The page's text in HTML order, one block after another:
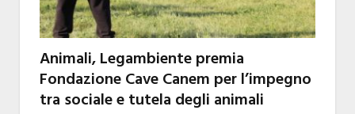
Animali, Legambiente premia
Fondazione Cave Canem per l’impegno
tra sociale e tutela degli animali